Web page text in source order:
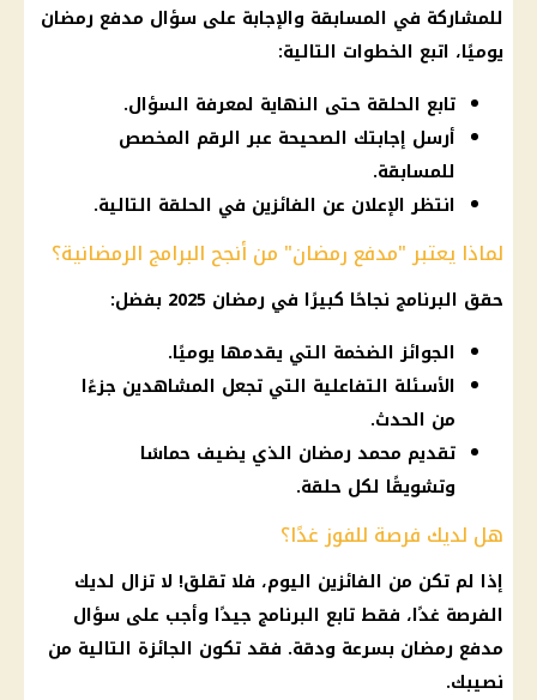
للمشاركة في المسابقة والإجابة على سؤال مدفع رمضان
يوميًا، اتبع الخطوات التالية:
تابع الحلقة حتى النهاية لمعرفة السؤال.
أرسل إجابتك الصحيحة عبر الرقم المخصص
للمسابقة.
انتظر الإعلان عن الفائزين في الحلقة التالية.
لماذا يعتبر "مدفع رمضان" من أنجح البرامج الرمضانية؟
حقق البرنامج نجاحًا كبيرًا في رمضان 2025
بفضل:
الجوائز الضخمة التي يقدمها يوميًا.
الأسئلة التفاعلية التي تجعل المشاهدين جزءًا
من الحدث.
تقديم محمد رمضان الذي يضيف حماسًا
وتشويقًا لكل حلقة.
هل لديك فرصة للفوز غدًا؟
إذا لم تكن من الفائزين اليوم، فلا تقلق! لا تزال لديك
الفرصة غدًا، فقط تابع البرنامج جيدًا وأجب على سؤال
مدفع رمضان بسرعة ودقة. فقد تكون الجائزة التالية من
نصيبك.